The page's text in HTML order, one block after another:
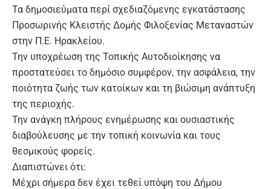
Τα δημοσιεύματα περί σχεδιαζόμενης εγκατάστασης
Προσωρινής Κλειστής Δομής Φιλοξενίας Μεταναστών
στην Π.Ε. Ηρακλείου.
Την υποχρέωση της Τοπικής Αυτοδιοίκησης να
προστατεύσει το δημόσιο συμφέρον, την ασφάλεια, την
ποιότητα ζωής των κατοίκων και τη βιώσιμη ανάπτυξη
της περιοχής.
Την ανάγκη πλήρους ενημέρωσης και ουσιαστικής
διαβούλευσης με την τοπική κοινωνία και τους
θεσμικούς φορείς.
Διαπιστώνει ότι:
Μέχρι σήμερα δεν έχει τεθεί υπόψη του Δήμου